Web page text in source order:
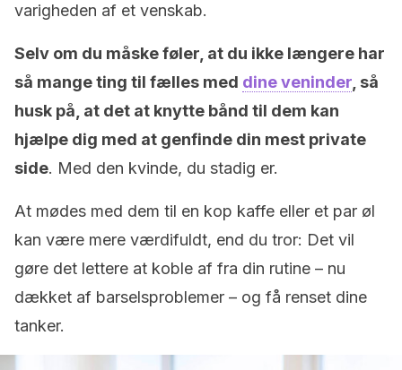
varigheden af et venskab.
Selv om du måske føler, at du ikke længere har
så mange ting til fælles med dine veninder , så
husk på, at det at knytte bånd til dem kan
hjælpe dig med at genfinde din mest private
side. Med den kvinde, du stadig er.
At mødes med dem til en kop kaffe eller et par øl
kan være mere værdifuldt, end du tror: Det vil
gøre det lettere at koble af fra din rutine – nu
dækket af barselsproblemer – og få renset dine
tanker.